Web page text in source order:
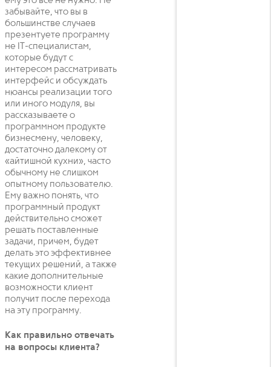
забывайте, что вы в
большинстве случаев
презентуете программу
не IT-специалистам,
которые будут с
интересом рассматривать
интерфейс и обсуждать
нюансы реализации того
или иного модуля, вы
рассказываете о
программном продукте
бизнесмену, человеку,
достаточно далекому от
«айтишной кухни», часто
обычному не слишком
опытному пользователю.
Ему важно понять, что
программный продукт
действительно сможет
решать поставленные
задачи, причем, будет
делать это эффективнее
текущих решений, а также
какие дополнительные
возможности клиент
получит после перехода
на эту программу.
Как правильно отвечать
на вопросы клиента?